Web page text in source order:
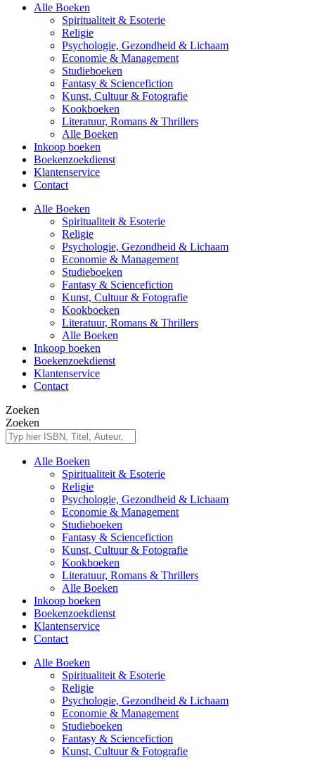
Alle Boeken
Spiritualiteit & Esoterie
Religie
Psychologie, Gezondheid & Lichaam
Economie & Management
Studieboeken
Fantasy & Sciencefiction
Kunst, Cultuur & Fotografie
Kookboeken
Literatuur, Romans & Thrillers
Alle Boeken
Inkoop boeken
Boekenzoekdienst
Klantenservice
Contact
Alle Boeken
Spiritualiteit & Esoterie
Religie
Psychologie, Gezondheid & Lichaam
Economie & Management
Studieboeken
Fantasy & Sciencefiction
Kunst, Cultuur & Fotografie
Kookboeken
Literatuur, Romans & Thrillers
Alle Boeken
Inkoop boeken
Boekenzoekdienst
Klantenservice
Contact
Zoeken
Zoeken
Alle Boeken
Spiritualiteit & Esoterie
Religie
Psychologie, Gezondheid & Lichaam
Economie & Management
Studieboeken
Fantasy & Sciencefiction
Kunst, Cultuur & Fotografie
Kookboeken
Literatuur, Romans & Thrillers
Alle Boeken
Inkoop boeken
Boekenzoekdienst
Klantenservice
Contact
Alle Boeken
Spiritualiteit & Esoterie
Religie
Psychologie, Gezondheid & Lichaam
Economie & Management
Studieboeken
Fantasy & Sciencefiction
Kunst, Cultuur & Fotografie